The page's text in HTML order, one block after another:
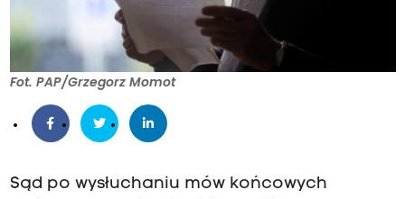
Fot. PAP/Grzegorz Momot
Sąd po wysłuchaniu mów końcowych